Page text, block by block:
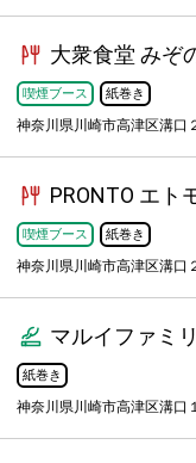
大衆食堂 みぞ
喫煙ブース 紙巻き
神奈川県川崎市高津区溝口
PRONTO エト
喫煙ブース 紙巻き
神奈川県川崎市高津区溝口
マルイファミ
紙巻き
神奈川県川崎市高津区溝口